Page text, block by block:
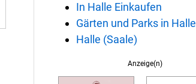
In Halle Einkaufen
Gärten und Parks in Halle
Halle (Saale)
Anzeige(n)